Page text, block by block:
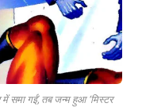
में समा गईं, तब जन्म हुआ ‘मिस्टर